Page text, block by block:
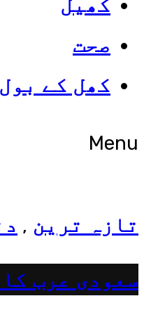
صحت
کھل کے بول
Menu
شوبز
ہانیہ عامر
تازہ ترین ,
سعودی عرب